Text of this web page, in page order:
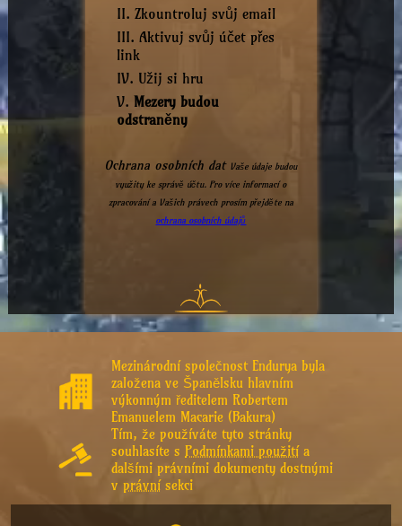
Zkountroluj svůj email
Aktivuj svůj účet přes
link
Užij si hru
Mezery budou
odstraněny
Ochrana osobních dat Vaše údaje budou
využity ke správě účtu. Pro více informací o
zpracování a Vašich právech prosím přejděte na
ochrana osobních údajů
Mezinárodní společnost Endurya byla
založena ve Španělsku hlavním
výkonným ředitelem Robertem
Emanuelem Macarie (Bakura)
Tím, že používáte tyto stránky
souhlasíte sPodmínkami použitía
dalšími právními dokumenty dostnými
vprávnísekci